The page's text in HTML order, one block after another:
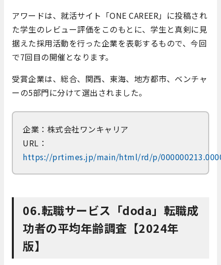
アワードは、就活サイト「ONE CAREER」に投稿され
た学生のレビュー評価をこのもとに、学生と真剣に見
据えた採用活動を行った企業を表彰するもので、今回
で7回目の開催となります。
受賞企業は、総合、関西、東海、地方都市、ベンチャ
ーの5部門に分けて選出されました。
企業：株式会社ワンキャリア
URL：
https://prtimes.jp/main/html/rd/p/
06.転職サービス「doda」転職成
功者の平均年齢調査【2024年
版】